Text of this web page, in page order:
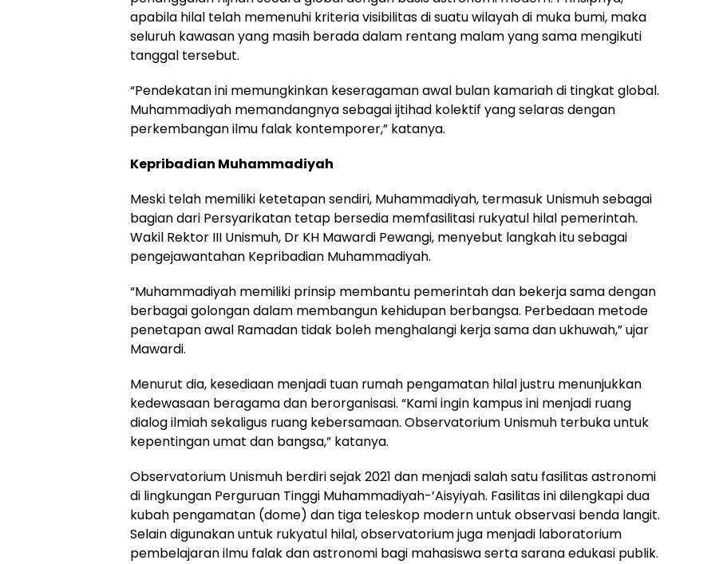
apabila hilal telah memenuhi kriteria visibilitas di suatu wilayah di muka bumi, maka
seluruh kawasan yang masih berada dalam rentang malam yang sama mengikuti
tanggal tersebut.
“Pendekatan ini memungkinkan keseragaman awal bulan kamariah di tingkat global.
Muhammadiyah memandangnya sebagai ijtihad kolektif yang selaras dengan
perkembangan ilmu falak kontemporer,” katanya.
Kepribadian Muhammadiyah
Meski telah memiliki ketetapan sendiri, Muhammadiyah, termasuk Unismuh sebagai
bagian dari Persyarikatan tetap bersedia memfasilitasi rukyatul hilal pemerintah.
Wakil Rektor III Unismuh, Dr KH Mawardi Pewangi, menyebut langkah itu sebagai
pengejawantahan Kepribadian Muhammadiyah.
“Muhammadiyah memiliki prinsip membantu pemerintah dan bekerja sama dengan
berbagai golongan dalam membangun kehidupan berbangsa. Perbedaan metode
penetapan awal Ramadan tidak boleh menghalangi kerja sama dan ukhuwah,” ujar
Mawardi.
Menurut dia, kesediaan menjadi tuan rumah pengamatan hilal justru menunjukkan
kedewasaan beragama dan berorganisasi. “Kami ingin kampus ini menjadi ruang
dialog ilmiah sekaligus ruang kebersamaan. Observatorium Unismuh terbuka untuk
kepentingan umat dan bangsa,” katanya.
Observatorium Unismuh berdiri sejak 2021 dan menjadi salah satu fasilitas astronomi
di lingkungan Perguruan Tinggi Muhammadiyah-’Aisyiyah. Fasilitas ini dilengkapi dua
kubah pengamatan (dome) dan tiga teleskop modern untuk observasi benda langit.
Selain digunakan untuk rukyatul hilal, observatorium juga menjadi laboratorium
pembelajaran ilmu falak dan astronomi bagi mahasiswa serta sarana edukasi publik.